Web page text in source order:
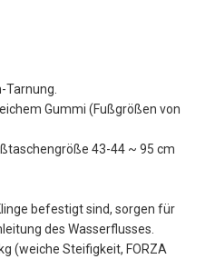
Tarnung.
Gummi (Fußgrößen von
43-44 ~ 95 cm
befestigt sind, sorgen für
des Wasserflusses.
(weiche Steifigkeit, FORZA